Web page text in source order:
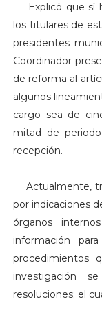
Explicó que sí
los titulares de
presidentes
Coordinador
de reforma al
algunos
cargo sea de
mitad de
recepción.
Actualmente,
por indicaciones
órganos
información
procedimientos
investigación
resoluciones; el